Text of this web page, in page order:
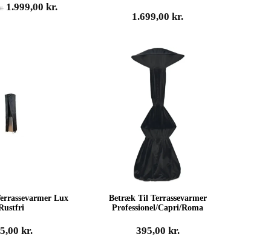
Den
1.999,00 kr.Den
1.699,00kr.
Lux
kr.
Betræk Til Terrassevarmer
Professionel/Capri/Roma
395,00 kr.